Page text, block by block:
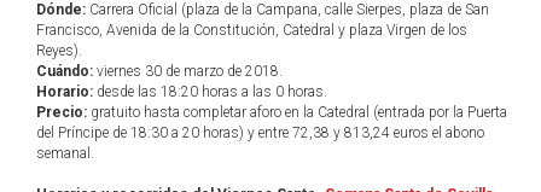
Dónde: Carrera Oficial (plaza de la Campana, calle Sierpes, plaza de San
Francisco, Avenida de la Constitución, Catedral y plaza Virgen de los
Reyes).
Cuándo: viernes 30 de marzo de 2018.
Horario: desde las 18:20 horas a las 0 horas.
Precio: gratuito hasta completar aforo en la Catedral (entrada por la Puerta
del Príncipe de 18:30 a 20 horas) y entre 72,38 y 813,24 euros el abono
semanal.